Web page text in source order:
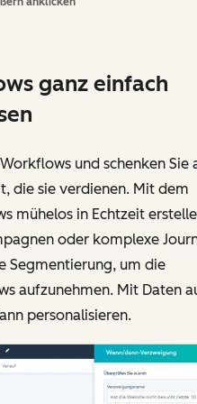
ganz einfach
und schenken Sie
die sie verdienen. Mit dem
mühelos in Echtzeit
oder komplexe
Segmentierung, um die
aufzunehmen. Mit Daten
personalisieren.